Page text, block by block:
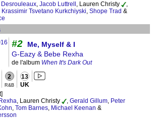
, Jacob Luttrell , Lauren Christy
,
Krassimir Tsvetano Kurkchiyski, Shope Trad &
#2
Me, Myself & I
G-Eazy & Bebe Rexha
de l'album When It's Dark Out
2
R&B
13
UK
, Lauren Christy , Gerald Gillum, Peter
, Tom Barnes, Michael Keenan &